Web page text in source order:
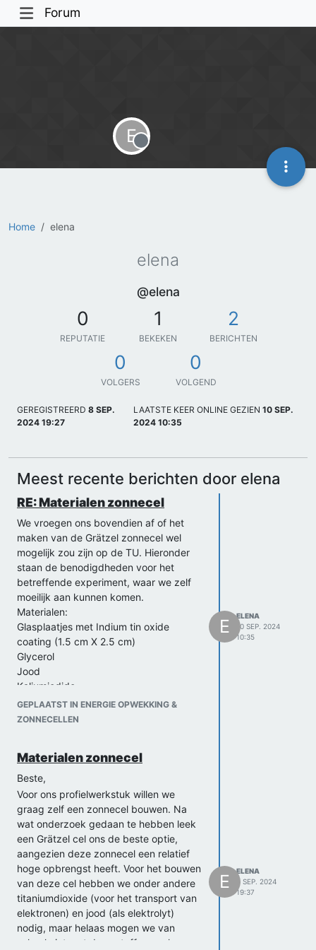
Forum
Home elena
E
Offline
elena
@elena
0
REPUTATIE
1
BEKEKEN
2
BERICHTEN
0
VOLGERS
0
VOLGEND
GEREGISTREERD 8 SEP.
2024 19:27
LAATSTE KEER ONLINE GEZIEN 10 SEP.
2024 10:35
Meest recente berichten door elena
RE: Materialen zonnecel
We vroegen ons bovendien af of het
maken van de Grätzel zonnecel wel
mogelijk zou zijn op de TU. Hieronder
staan de benodigdheden voor het
betreffende experiment, waar we zelf
moeilijk aan kunnen komen.
Materialen:
Glasplaatjes met Indium tin oxide
coating (1.5 cm X 2.5 cm)
Glycerol
Jood
Kaliumjodide
Kleurloos azijn
Titaniumdioxide nanodeeltjes poeder
GEPLAATST IN ENERGIE OPWEKKING &
ZONNECELLEN
E
ELENA
10 SEP. 2024
10:35
Materialen zonnecel
Beste,
Voor ons profielwerkstuk willen we
graag zelf een zonnecel bouwen. Na
wat onderzoek gedaan te hebben leek
een Grätzel cel ons de beste optie,
aangezien deze zonnecel een relatief
hoge opbrengst heeft. Voor het bouwen
van deze cel hebben we onder andere
titaniumdioxide (voor het transport van
elektronen) en jood (als elektrolyt)
nodig, maar helaas mogen we van
school niet met deze stoffen werken,
E
ELENA
8 SEP. 2024
19:37